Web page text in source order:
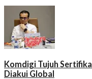
Komdigi Tujuh
Diakui Global